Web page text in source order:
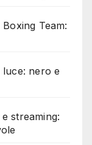
Team:
nero e
streaming: